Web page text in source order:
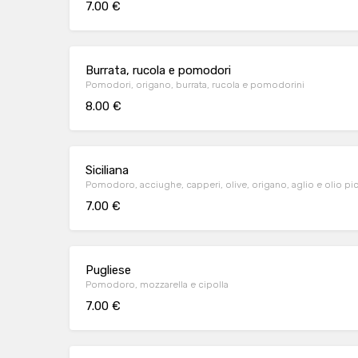
7.00 €
Burrata, rucola e pomodori
Pomodori, origano, burrata, rucola e pomodorini
8.00 €
Siciliana
Pomodoro, acciughe, capperi, olive, origano, aglio e olio
7.00 €
Pugliese
Pomodoro, mozzarella e cipolla
7.00 €